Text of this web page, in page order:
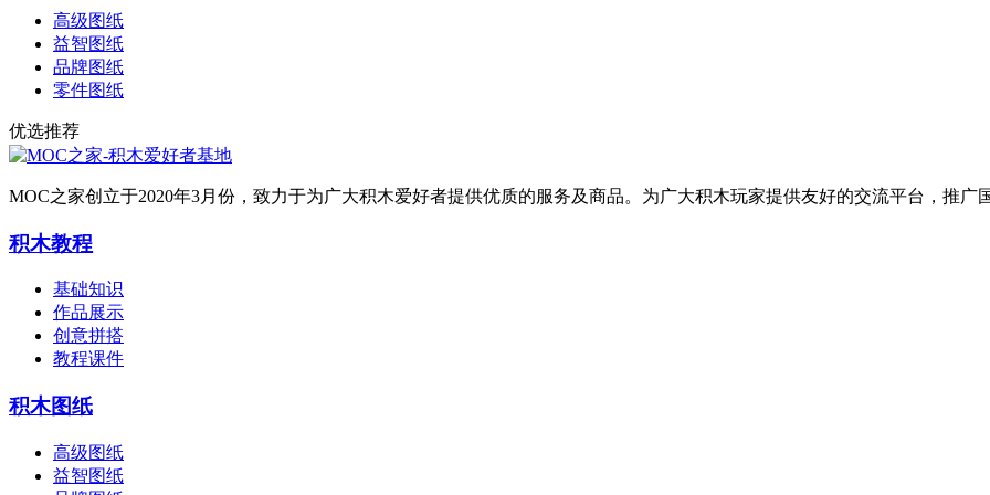
高级图纸
益智图纸
品牌图纸
零件图纸
优选推荐
MOC之家创立于2020年3月份，致力于为广大积木爱好者提供优质的服务及商品。为广大积木玩家提供友好的交流平台，推广
积木教程
基础知识
作品展示
创意拼搭
教程课件
积木图纸
高级图纸
益智图纸